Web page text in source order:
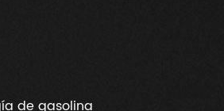
de gasolina